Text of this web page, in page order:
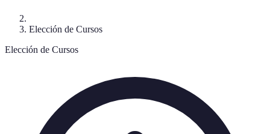
Elección de Cursos
Elección de Cursos